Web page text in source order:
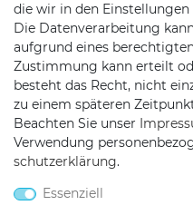
Telefon:
Mail:
Auf
die wir in den Einstellungen
Die Datenverarbeitung
aufgrund eines
Zustimmung kann erteilt
besteht das Recht, nicht
zu einem späteren
Beachten Sie unser
Verwendung
schutz­erklärung.
Essenziell